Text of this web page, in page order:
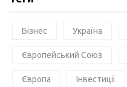
Бізнес Україна
Європейський Союз
Європа Інвестиції